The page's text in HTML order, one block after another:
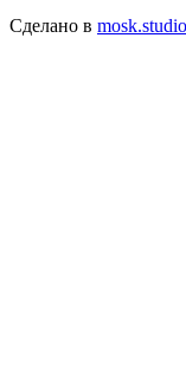
Сделано в mosk.studio